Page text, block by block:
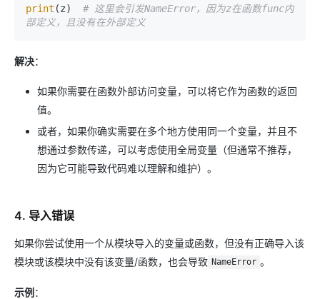
print (z) # 这里会引发NameError，因为z在函数func内
部定义，且没有在外部定义
解决：
如果你需要在函数外部访问变量，可以将它作为函数的返回
值。
或者，如果你确实需要在多个地方使用同一个变量，并且不
想通过参数传递，可以考虑使用全局变量（但通常不推荐，
因为它可能导致代码难以理解和维护）。
4. 导入错误
如果你尝试使用一个从模块导入的变量或函数，但没有正确导入该
模块或该模块中没有该变量/函数，也会导致 NameError 。
示例 ：